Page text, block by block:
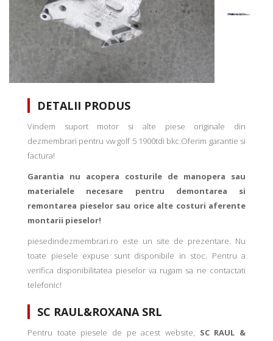
DETALII PRODUS
Vindem suport motor si alte piese originale din
dezmembrari pentru vw golf 5 1900tdi bkc.Oferim garantie si
factura!
Garantia nu acopera costurile de manopera sau
materialele necesare pentru demontarea si
remontarea pieselor sau orice alte costuri aferente
montarii pieselor!
piesedindezmembrari.ro este un site de prezentare. Nu
toate piesele expuse sunt disponibile in stoc. Pentru a
verifica disponibilitatea pieselor va rugam sa ne contactati
telefonic!
SC RAUL&ROXANA SRL
Pentru toate piesele de pe acest website, SC RAUL &